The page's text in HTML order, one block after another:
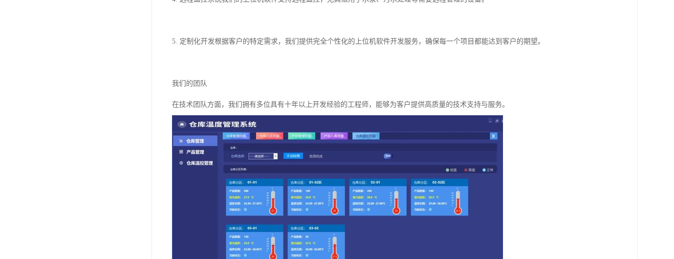
5. 定制化开发根据客户的特定需求，我们提供完全个性化的上位机软件开发服务，确保每一个项目都能达到客户的期望。
我们的团队
在技术团队方面，我们拥有多位具有十年以上开发经验的工程师，能够为客户提供高质量的技术支持与服务。